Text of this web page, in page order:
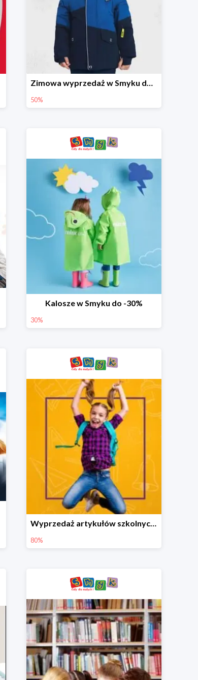
Zimowa wyprzedaż w Smyku do -50%
50%
Kalosze w Smyku do -30%
30%
Wyprzedaż artykułów szkolnych w Smyku do -80%
80%